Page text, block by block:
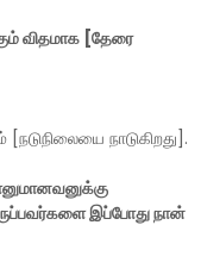
விதமாக [தேரை
நாடுகிறது].
இப்போது நான்